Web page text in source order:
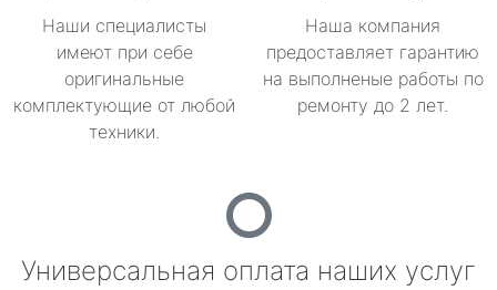
Наши специалисты
имеют при себе
оригинальные
комплектующие от любой
техники.
Наша компания
предоставляет гарантию
на выполненые работы по
ремонту до 2 лет.
Универсальная оплата наших услуг